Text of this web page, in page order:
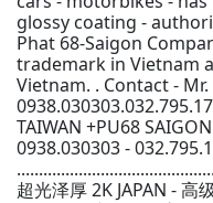
glossy coating -
Phat 68-Saigon
trademark in Vietnam
Vietnam. . Contact -
TAIWAN +PU68
0938.030303 -
超光泽厚 2K JAPAN - 高